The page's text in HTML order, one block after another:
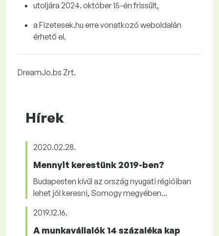
utoljára 2024. október15-énfrissült,
a Fizetesek.hu erre vonatkozó weboldalán
érhető el.
DreamJo.bs Zrt.
Hírek
2020.02.28.
Mennyit kerestünk 2019-ben?
Budapesten kívül az ország nyugati régióiban
lehet jól keresni, Somogy megyében...
2019.12.16.
A munkavállalók 14 százaléka kap